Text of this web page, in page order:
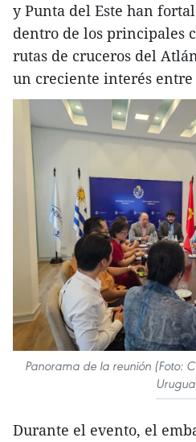
y Punta del Este han
dentro de los principales
rutas de cruceros del
un creciente interés entre
Panorama de la reunión (Foto:
Durante el evento, el